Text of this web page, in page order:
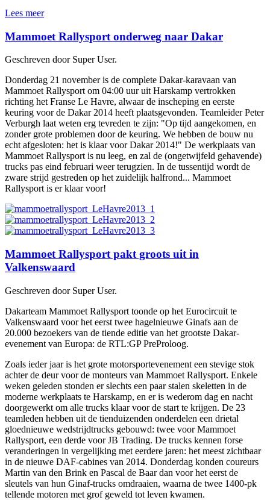
Lees meer
Mammoet Rallysport onderweg naar Dakar
Geschreven door Super User.
Donderdag 21 november is de complete Dakar-karavaan van
Mammoet Rallysport om 04:00 uur uit Harskamp vertrokken
richting het Franse Le Havre, alwaar de inscheping en eerste
keuring voor de Dakar 2014 heeft plaatsgevonden. Teamleider Peter
Verburgh laat weten erg tevreden te zijn: "Op tijd aangekomen, en
zonder grote problemen door de keuring. We hebben de bouw nu
echt afgesloten: het is klaar voor Dakar 2014!" De werkplaats van
Mammoet Rallysport is nu leeg, en zal de (ongetwijfeld gehavende)
trucks pas eind februari weer terugzien. In de tussentijd wordt de
zware strijd gestreden op het zuidelijk halfrond... Mammoet
Rallysport is er klaar voor!
Mammoet Rallysport pakt groots uit in
Valkenswaard
Geschreven door Super User.
Dakarteam Mammoet Rallysport toonde op het Eurocircuit te
Valkenswaard voor het eerst twee hagelnieuwe Ginafs aan de
20.000 bezoekers van de tiende editie van het grootste Dakar-
evenement van Europa: de RTL:GP PreProloog.
Zoals ieder jaar is het grote motorsportevenement een stevige stok
achter de deur voor de monteurs van Mammoet Rallysport. Enkele
weken geleden stonden er slechts een paar stalen skeletten in de
moderne werkplaats te Harskamp, en er is wederom dag en nacht
doorgewerkt om alle trucks klaar voor de start te krijgen. De 23
teamleden hebben uit de tienduizenden onderdelen een drietal
gloednieuwe wedstrijdtrucks gebouwd: twee voor Mammoet
Rallysport, een derde voor JB Trading. De trucks kennen forse
veranderingen in vergelijking met eerdere jaren: het meest zichtbaar
in de nieuwe DAF-cabines van 2014. Donderdag konden coureurs
Martin van den Brink en Pascal de Baar dan voor het eerst de
sleutels van hun Ginaf-trucks omdraaien, waarna de twee 1400-pk
tellende motoren met grof geweld tot leven kwamen.